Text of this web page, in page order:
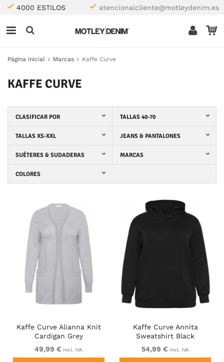
4000 ESTILOS atencionalcliente@motleydenim.es
Página inicial Marcas Kaffe Curve
KAFFE CURVE
CLASIFICAR POR TALLAS 40-70
TALLAS XS-XXL JEANS & PANTALONES
SUÉTERES & SUDADERAS MARCAS
COLORES
Kaffe Curve Alianna Knit
Cardigan Grey
49,99 € incl. IVA
Kaffe Curve Annita
Sweatshirt Black
54,99 € incl. IVA